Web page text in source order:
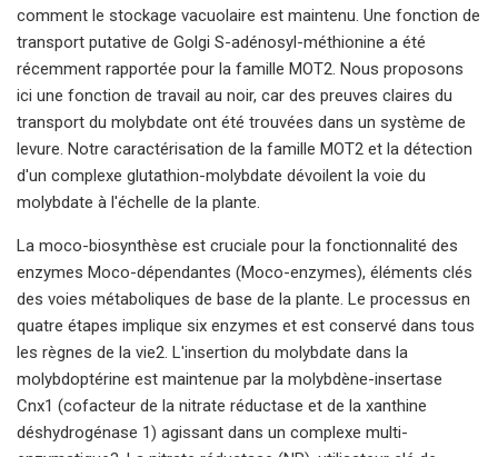
comment le stockage vacuolaire est maintenu. Une fonction de
transport putative de Golgi S-adénosyl-méthionine a été
récemment rapportée pour la famille MOT2. Nous proposons
ici une fonction de travail au noir, car des preuves claires du
transport du molybdate ont été trouvées dans un système de
levure. Notre caractérisation de la famille MOT2 et la détection
d'un complexe glutathion-molybdate dévoilent la voie du
molybdate à l'échelle de la plante.
La moco-biosynthèse est cruciale pour la fonctionnalité des
enzymes Moco-dépendantes (Moco-enzymes), éléments clés
des voies métaboliques de base de la plante. Le processus en
quatre étapes implique six enzymes et est conservé dans tous
les règnes de la vie2. L'insertion du molybdate dans la
molybdoptérine est maintenue par la molybdène-insertase
Cnx1 (cofacteur de la nitrate réductase et de la xanthine
déshydrogénase 1) agissant dans un complexe multi-